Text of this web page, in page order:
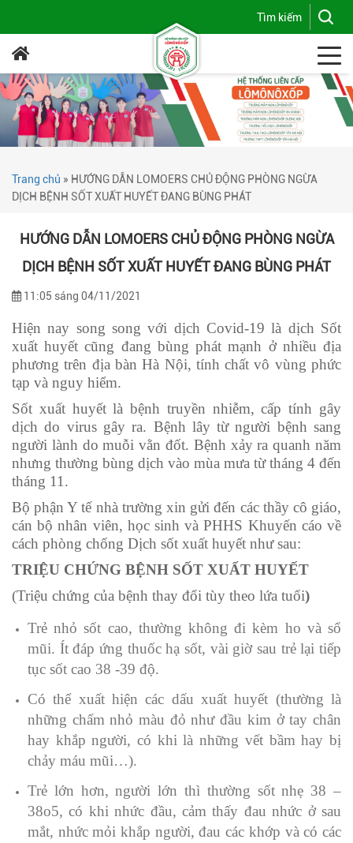
Trang chủ » HƯỚNG DẪN LOMOERS CHỦ ĐỘNG PHÒNG NGỪA
DỊCH BỆNH SỐT XUẤT HUYẾT ĐANG BÙNG PHÁT
HƯỚNG DẪN LOMOERS CHỦ ĐỘNG PHÒNG NGỪA
DỊCH BỆNH SỐT XUẤT HUYẾT ĐANG BÙNG PHÁT
11:05 sáng 04/11/2021
Hiện nay song song với dịch Covid-19 là dịch Sốt
xuất huyết cũng đang bùng phát mạnh ở nhiều địa
phương trên địa bàn Hà Nội, tính chất vô vùng phức
tạp và nguy hiểm.
Sốt xuất huyết là bệnh truyền nhiễm, cấp tính gây
dịch do virus gây ra. Bệnh lây từ người bệnh sang
người lành do muỗi vằn đốt. Bệnh xảy ra quanh năm
nhưng thường bùng dịch vào mùa mưa từ tháng 4 đến
tháng 11.
Bộ phận Y tế nhà trường xin gửi đến các thầy cô giáo,
cán bộ nhân viên, học sinh và PHHS Khuyến cáo về
cách phòng chống Dịch sốt xuất huyết như sau:
TRIỆU CHỨNG BỆNH SỐT XUẤT HUYẾT
(Triệu chứng của bệnh thay đổi tùy theo lứa tuổi)
Trẻ nhỏ sốt cao, thường không đi kèm ho và sổ
mũi. Ít đáp ứng thuốc hạ sốt, vài giờ sau trẻ lại tiếp
tục sốt cao 38 -39 độ.
Có thể xuất hiện các dấu xuất huyết (thường là
những chấm nhỏ màu đỏ như đầu kim ở tay chân
hay khắp người, có khi là những vết bầm hay bị
chảy máu mũi…).
Trẻ lớn hơn, người lớn thì thường sốt nhẹ 38 –
38o5, có khi nhức đầu, cảm thấy đau nhức ở sau
mắt, nhức mỏi khắp người, đau các khớp và có các